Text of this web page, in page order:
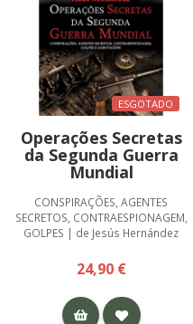
ESGOTADO
Operações Secretas
da Segunda Guerra
Mundial
CONSPIRAÇÕES, AGENTES
SECRETOS, CONTRAESPIONAGEM,
GOLPES | de Jesús Hernández
24,90 €